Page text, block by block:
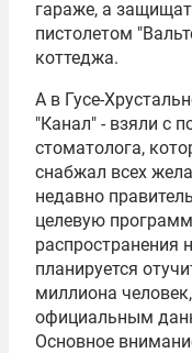
гараже, а
пистолетом
коттеджа.
А в Гусе-
"Канал" - взяли с
стоматолога,
снабжал всех
недавно
целевую
распространения
планируется
миллиона
официальным
Основное